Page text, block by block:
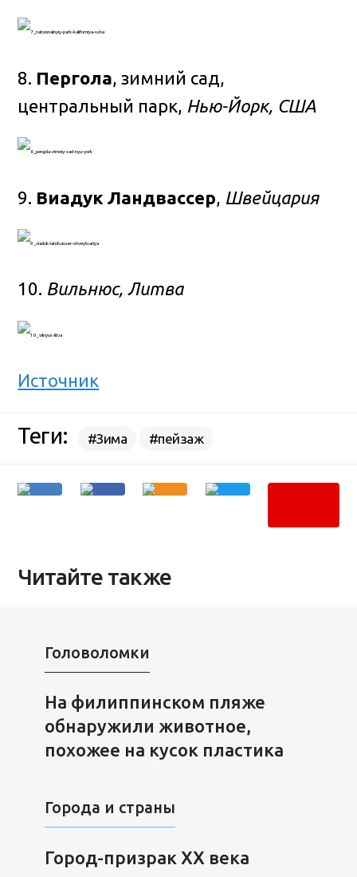
8. Пергола, зимний сад,
центральный парк, Нью-Йорк, США
9. Виадук Ландвассер, Швейцария
10. Вильнюс, Литва
Источник
Теги: #Зима #пейзаж
Читайте также
Головоломки
На филиппинском пляже
обнаружили животное,
похожее на кусок пластика
Города и страны
Город-призрак ХХ века